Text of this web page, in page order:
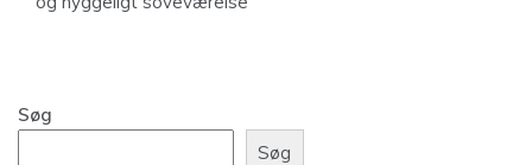
Søg
Søg